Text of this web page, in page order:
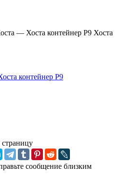
— Хоста контейнер Р9 Хоста
контейнер Р9
страницу
сообщение близким